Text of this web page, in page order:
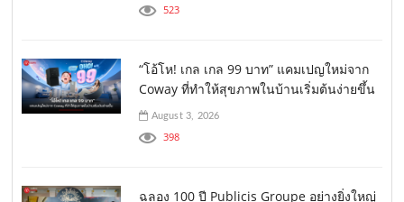
523
“โอ้โห! เกล เกล 99 บาท” แคมเปญใหม่จาก
Coway ที่ทำให้สุขภาพในบ้านเริ่มต้นง่ายขึ้น
August 3, 2026
398
ฉลอง 100 ปี Publicis Groupe อย่างยิ่งใหญ่